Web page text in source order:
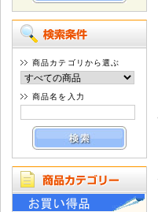
商品カテゴリから選ぶ
商品名を入力